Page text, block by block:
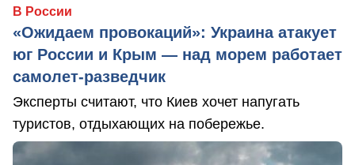
В России
«Ожидаем провокаций»: Украина атакует
юг России и Крым — над морем работает
самолет-разведчик
Эксперты считают, что Киев хочет напугать
туристов, отдыхающих на побережье.